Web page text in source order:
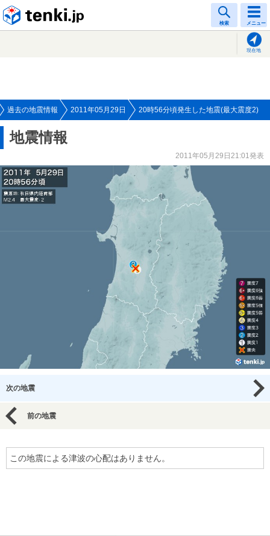
検索 メニュー
現在地
過去の地震情報 2011年05月29日 20時56分頃発生した地震(最大震度2)
地震情報
2011年05月29日21:01発表
次の地震
前の地震
この地震による津波の心配はありません。